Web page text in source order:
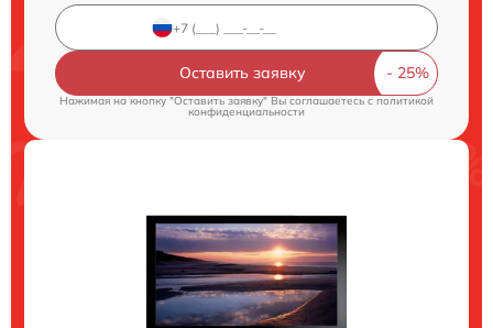
Оставить заявку
Нажимая на кнопку "Оставить заявку" Вы соглашаетесь cполитикой
конфиденциальности